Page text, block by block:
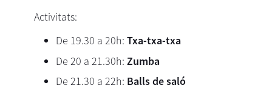
Activitats:
De 19.30 a 20h: Txa-txa-txa
De 20 a 21.30h: Zumba
De 21.30 a 22h: Balls de saló